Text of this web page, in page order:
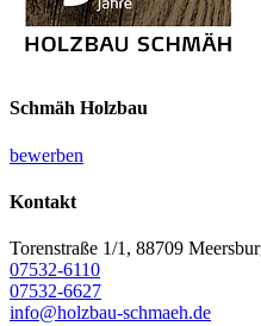
Schmäh Holzbau
bewerben
Kontakt
Torenstraße 1/1, 88709
07532-6110
07532-6627
info@holzbau-schmaeh.de